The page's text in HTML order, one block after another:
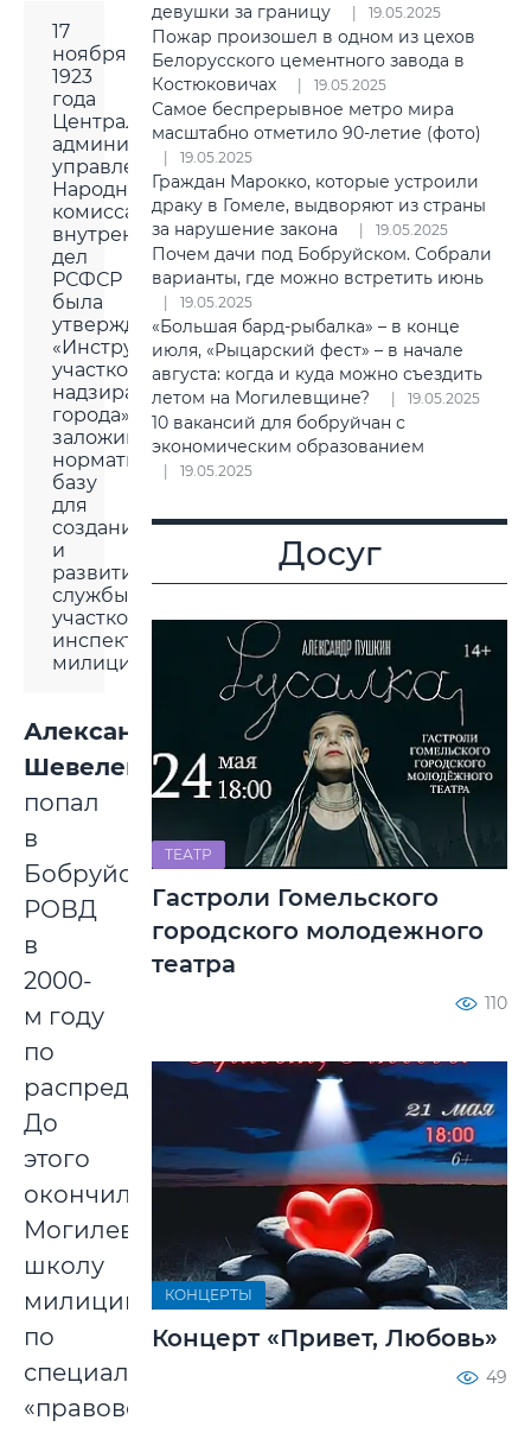
17
ноября
1923
года
Центральным
административным
управлением
Народного
комиссариата
внутренних
дел
РСФСР
была
утверждена
«Инструкция
участковому
надзирателю
города»,
заложившая
нормативную
базу
для
создания
и
развития
службы
участковых
инспекторов
милиции.
Александр
Шевелев
попал
в
Бобруйский
РОВД
в
2000-
м году
по
распределению.
До
этого
окончил
Могилевскую
школу
милиции
по
специальности
«правоведение»,
девушки за границу
19.05.2025
Пожар произошел в одном из цехов
Белорусского цементного завода в
Костюковичах
19.05.2025
Самое беспрерывное метро мира
масштабно отметило 90-летие (фото)
19.05.2025
Граждан Марокко, которые устроили
драку в Гомеле, выдворяют из страны
за нарушение закона
19.05.2025
Почем дачи под Бобруйском. Собрали
варианты, где можно встретить июнь
19.05.2025
«Большая бард-рыбалка» – в конце
июля, «Рыцарский фест» – в начале
августа: когда и куда можно съездить
летом на Могилевщине?
19.05.2025
10 вакансий для бобруйчан с
экономическим образованием
19.05.2025
Досуг
ТЕАТР
Гастроли Гомельского
городского молодежного
театра
110
КОНЦЕРТЫ
Концерт «Привет, Любовь»
49